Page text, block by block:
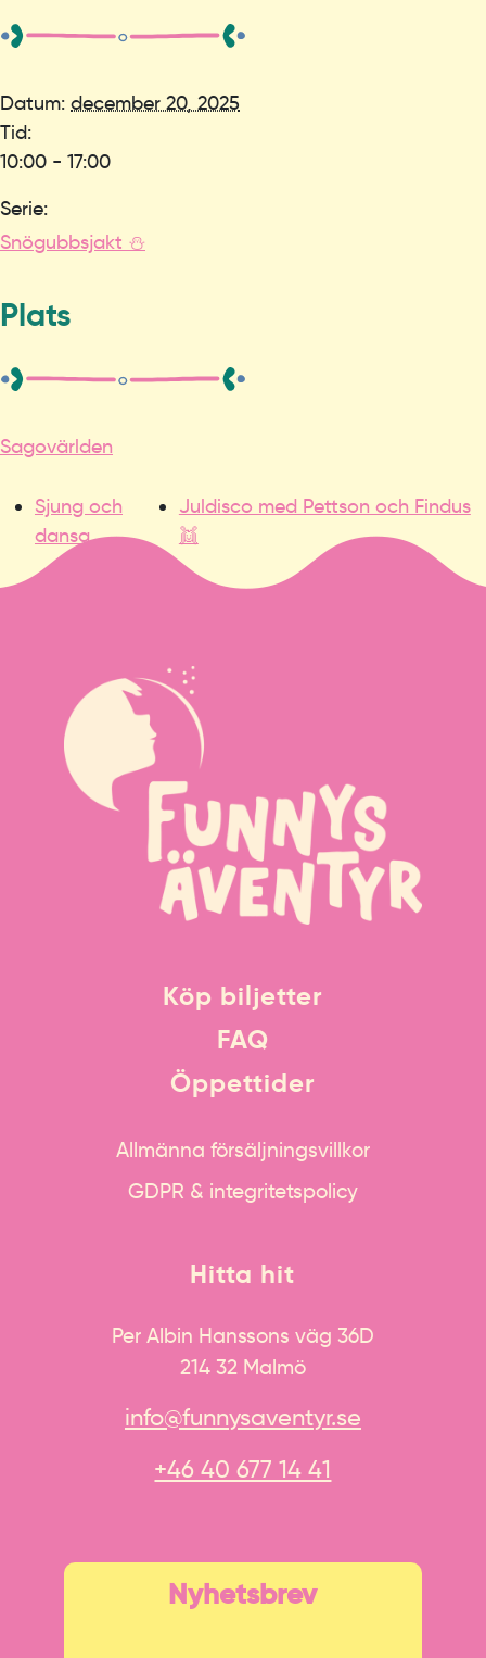
Datum: december 20, 2025
Tid:
10:00 - 17:00
Serie:
Snögubbsjakt ⛄️
Plats
Sagovärlden
Sjung och
dansa
Juldisco med Pettson och Findus
👯
Köp biljetter
FAQ
Öppettider
Allmänna försäljningsvillkor
GDPR & integritetspolicy
Hitta hit
Per Albin Hanssons väg 36D
214 32 Malmö
info@funnysaventyr.se
+46 40 677 14 41
Nyhetsbrev